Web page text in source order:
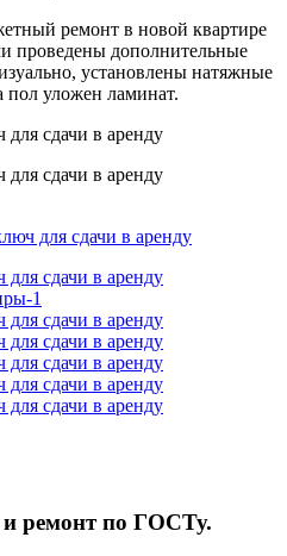
ремонт в новой квартире
проведены дополнительные
установлены натяжные
пол уложен ламинат.
для сдачи в аренду
ремонт по ГОСТу.